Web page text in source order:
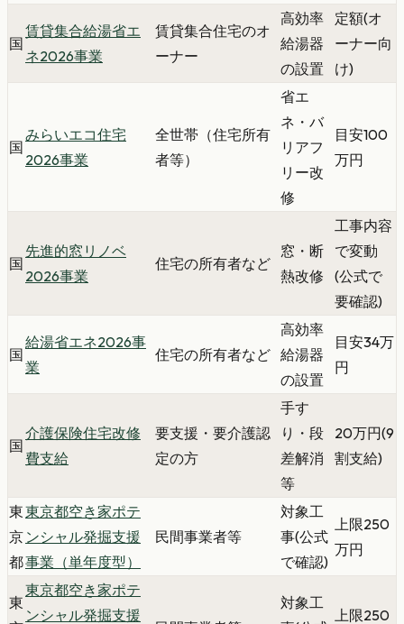
国
賃貸集合給湯省エ
ネ2026事業
賃貸集合住宅のオ
ーナー
高効率
給湯器
の設置
定額(オ
ーナー向
け)
国
みらいエコ住宅
2026事業
全世帯（住宅所有
者等）
省エ
ネ・バ
リアフ
リー改
修
目安100
万円
国
先進的窓リノベ
2026事業
住宅の所有者など
窓・断
熱改修
工事内容
で変動
(公式で
要確認)
国
給湯省エネ2026事
業
住宅の所有者など
高効率
給湯器
の設置
目安34万
円
国
介護保険住宅改修
費支給
要支援・要介護認
定の方
手す
り・段
差解消
等
20万円(9
割支給)
東
京
都
東京都空き家ポテ
ンシャル発掘支援
事業（単年度型）
民間事業者等
対象工
事(公式
で確認)
上限250
万円
東
東京都空き家ポテ
ンシャル発掘支援
対象工
上限250